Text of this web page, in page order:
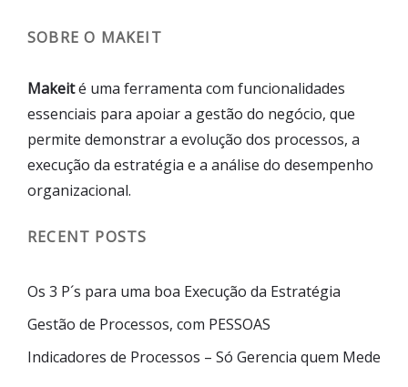
SOBRE O MAKEIT
Makeité uma ferramenta com funcionalidades
essenciais para apoiar a gestão do negócio, que
permite demonstrar a evolução dos processos, a
execução da estratégia e a análise do desempenho
organizacional.
RECENT POSTS
Os 3 P´s para uma boa Execução da Estratégia
Gestão de Processos, com PESSOAS
Indicadores de Processos – Só Gerencia quem Mede